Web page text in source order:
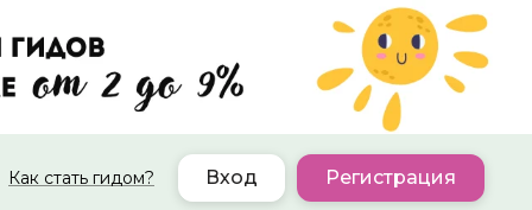
Как стать гидом? Вход Регистрация